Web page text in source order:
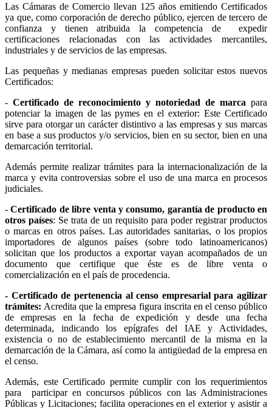
Las Cámaras de Comercio llevan 125 años emitiendo Certificados
ya que, como corporación de derecho público, ejercen de tercero de
confianza y tienen atribuida la competencia de expedir
certificaciones relacionadas con las actividades mercantiles,
industriales y de servicios de las empresas.
Las pequeñas y medianas empresas pueden solicitar estos nuevos
Certificados:
- Certificado de reconocimiento y notoriedad de marca para
potenciar la imagen de las pymes en el exterior: Este Certificado
sirve para otorgar un carácter distintivo a las empresas y sus marcas
en base a sus productos y/o servicios, bien en su sector, bien en una
demarcación territorial.
Además permite realizar trámites para la internacionalización de la
marca y evita controversias sobre el uso de una marca en procesos
judiciales.
-Certificado de libre venta y consumo, garantía de producto en
otros países: Se trata de un requisito para poder registrar productos
o marcas en otros países. Las autoridades sanitarias, o los propios
importadores de algunos países (sobre todo latinoamericanos)
solicitan que los productos a exportar vayan acompañados de un
documento que certifique que éste es de libre venta o
comercialización en el país de procedencia.
- Certificado de pertenencia al censo empresarial para agilizar
trámites: Acredita que la empresa figura inscrita en el censo público
de empresas en la fecha de expedición y desde una fecha
determinada, indicando los epígrafes del IAE y Actividades,
existencia o no de establecimiento mercantil de la misma en la
demarcación de la Cámara, así como la antigüedad de la empresa en
el censo.
Además, este Certificado permite cumplir con los requerimientos
para participar en concursos públicos con las Administraciones
Públicas y Licitaciones; facilita operaciones en el exterior y asistir a